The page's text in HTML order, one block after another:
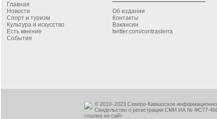
Главная
Новости
Спорт и туризм
Культура и искусство
Есть мнение
События
Об издании
Контакты
Вакансии
twitter.com/contrasterra
© 2010–2023 Северо-Кавказское
Свидельство о регистрации СМИ ИА № ФС77-
ссылка на сайт